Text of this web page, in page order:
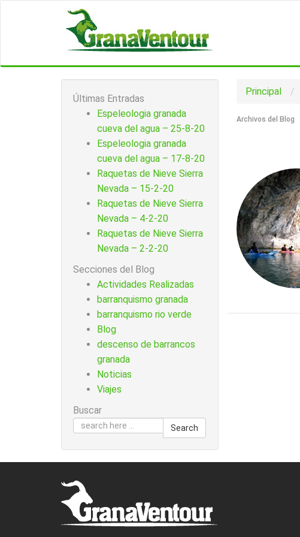
Principal
Archivos del Blog
Últimas Entradas
Espeleologia granada
cueva del agua – 25-8-20
Espeleologia granada
cueva del agua – 17-8-20
Raquetas de Nieve Sierra
Nevada – 15-2-20
Raquetas de Nieve Sierra
Nevada – 4-2-20
Raquetas de Nieve Sierra
Nevada – 2-2-20
Secciones del Blog
Actividades Realizadas
barranquismo granada
barranquismo rio verde
Blog
descenso de barrancos
granada
Noticias
Viajes
Buscar
Search